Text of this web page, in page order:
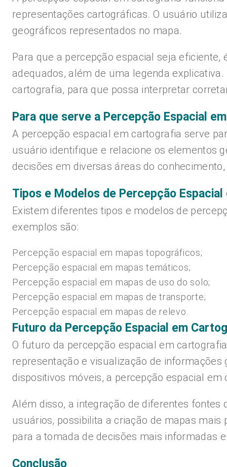
representações cartográficas. O usuário
geográficos representados no mapa.
Para que a percepção espacial seja
adequados, além de uma legenda
cartografia, para que possa interpretar
Para que serve a Percepção Espacial
A percepção espacial em cartografia serve
usuário identifique e relacione os elementos
decisões em diversas áreas do
Tipos e Modelos de Percepção
Existem diferentes tipos e modelos de
exemplos são:
Percepção espacial em mapas topográficos;
Percepção espacial em mapas temáticos;
Percepção espacial em mapas de uso do solo;
Percepção espacial em mapas de transporte;
Percepção espacial em mapas de relevo.
Futuro da Percepção Espacial em
O futuro da percepção espacial em
representação e visualização de
dispositivos móveis, a percepção espacial
Além disso, a integração de diferentes
usuários, possibilita a criação de mapas
para a tomada de decisões mais informadas
Conclusão